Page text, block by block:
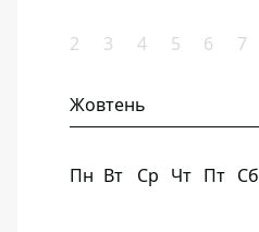
2 3 4 5 6 7
Жовтень
Пн Вт Ср Чт Пт Сб